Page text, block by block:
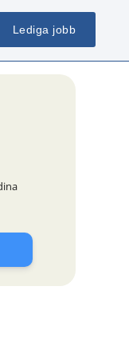
Lediga jobb